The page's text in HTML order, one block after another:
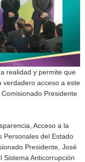
realidad y permite que
verdadero acceso a este
Presidente
Acceso a la
Personales del Estado
Presidente, José
Sistema Anticorrupción